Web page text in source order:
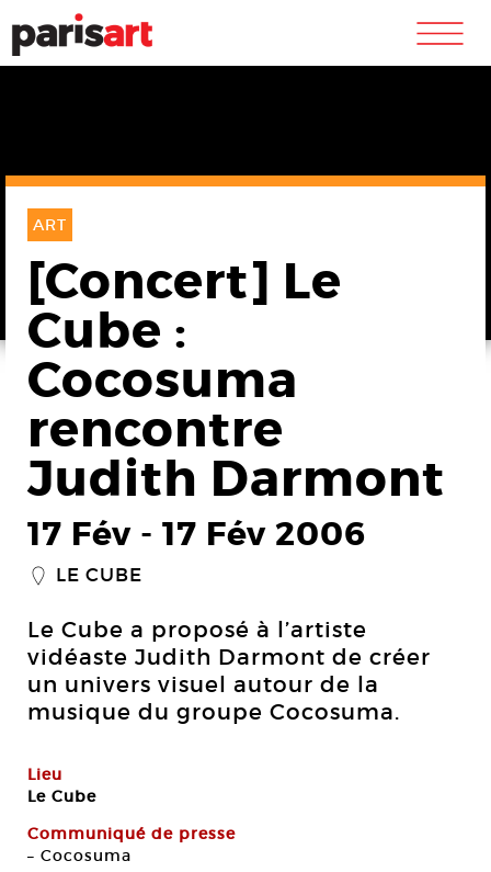
m
ART
[Concert] Le
Cube :
Cocosuma
rencontre
Judith Darmont
17 Fév - 17 Fév 2006
_ LE CUBE
Le Cube a proposé à l’artiste
vidéaste Judith Darmont de créer
un univers visuel autour de la
musique du groupe Cocosuma.
Lieu
Le Cube
Communiqué de presse
– Cocosuma